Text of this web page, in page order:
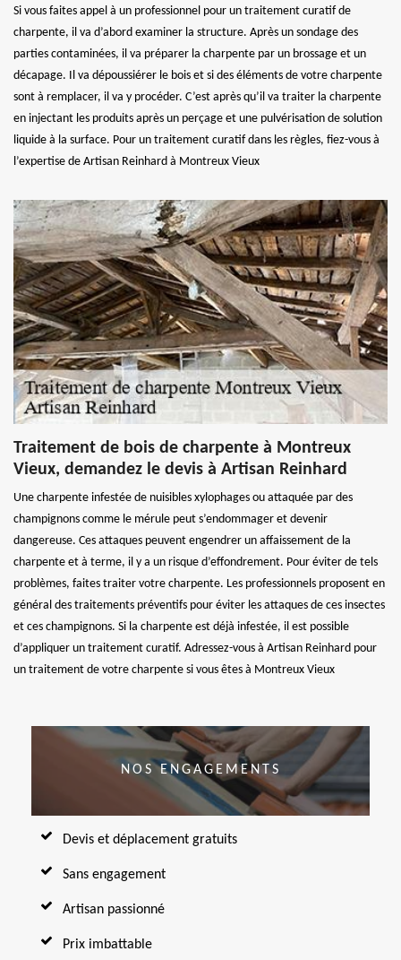
Si vous faites appel à un professionnel pour un traitement curatif de
charpente, il va d’abord examiner la structure. Après un sondage des
parties contaminées, il va préparer la charpente par un brossage et un
décapage. Il va dépoussiérer le bois et si des éléments de votre charpente
sont à remplacer, il va y procéder. C’est après qu’il va traiter la charpente
en injectant les produits après un perçage et une pulvérisation de solution
liquide à la surface. Pour un traitement curatif dans les règles, fiez-vous à
l’expertise de Artisan Reinhard à Montreux Vieux
Traitement de bois de charpente à Montreux
Vieux, demandez le devis à Artisan Reinhard
Une charpente infestée de nuisibles xylophages ou attaquée par des
champignons comme le mérule peut s’endommager et devenir
dangereuse. Ces attaques peuvent engendrer un affaissement de la
charpente et à terme, il y a un risque d’effondrement. Pour éviter de tels
problèmes, faites traiter votre charpente. Les professionnels proposent en
général des traitements préventifs pour éviter les attaques de ces insectes
et ces champignons. Si la charpente est déjà infestée, il est possible
d’appliquer un traitement curatif. Adressez-vous à Artisan Reinhard pour
un traitement de votre charpente si vous êtes à Montreux Vieux
NOS ENGAGEMENTS
Devis et déplacement gratuits
Sans engagement
Artisan passionné
Prix imbattable